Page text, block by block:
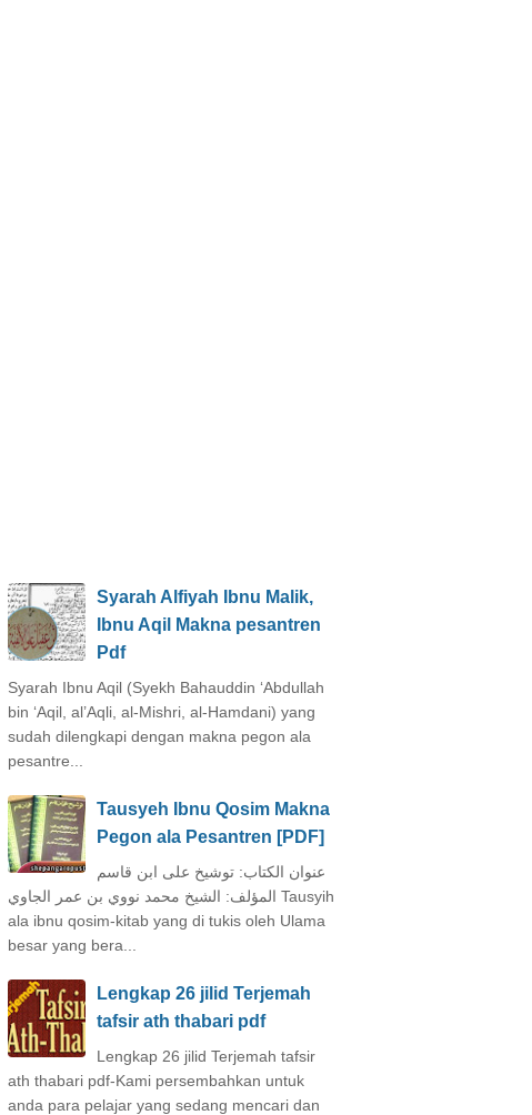
Syarah Alfiyah Ibnu Malik,
Ibnu Aqil Makna pesantren
Pdf
Syarah Ibnu Aqil (Syekh Bahauddin ‘Abdullah
bin ‘Aqil, al’Aqli, al-Mishri, al-Hamdani) yang
sudah dilengkapi dengan makna pegon ala
pesantre...
Tausyeh Ibnu Qosim Makna
Pegon ala Pesantren [PDF]
عنوان الكتاب: توشيخ على ابن قاسم
المؤلف: الشيخ محمد نووي بن عمر الجاوي Tausyih
ala ibnu qosim-kitab yang di tukis oleh Ulama
besar yang bera...
Lengkap 26 jilid Terjemah
tafsir ath thabari pdf
Lengkap 26 jilid Terjemah tafsir
ath thabari pdf-Kami persembahkan untuk
anda para pelajar yang sedang mencari dan